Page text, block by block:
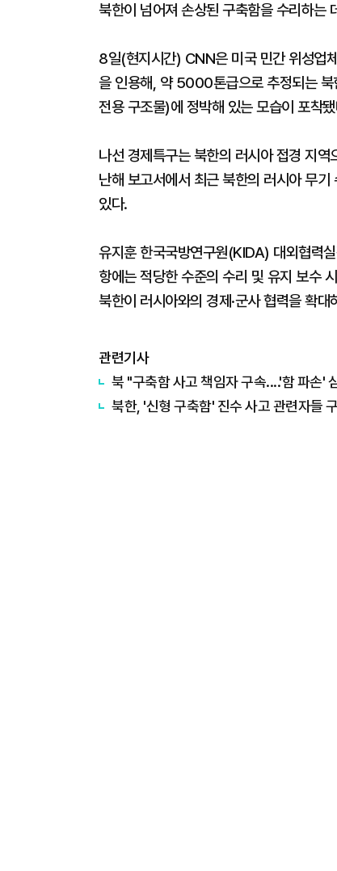
북한이 넘어져 손상된 구축함을 수리하는
8일(현지시간) CNN은 미국 민간 위성
을 인용해, 약 5000톤급으로 추정되는 북
전용 구조물)에 정박해 있는 모습이 포착
나선 경제특구는 북한의 러시아 접경 지
난해 보고서에서 최근 북한의 러시아 무
있다.
유지훈 한국국방연구원(KIDA) 대외협력
항에는 적당한 수준의 수리 및 유지 보수
북한이 러시아와의 경제·군사 협력을 확
관련기사
북 "구축함 사고 책임자 구속....'함 파손'
북한, '신형 구축함' 진수 사고 관련자들